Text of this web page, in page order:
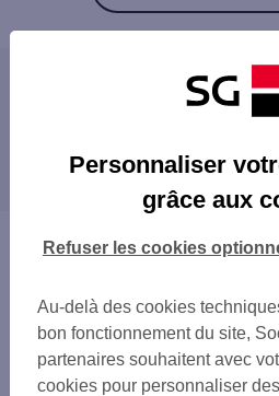
Les distributeurs/
BAYEUX 8 RUE SAINT PATRICE
PORT EN BESSIN HUPPAIN 14
LE MOLAY LITTRY 7 RUE DE
proximité
Vous êtes ici : Accueil
Bayeux
Distributeur/automate
Personnaliser
grâce aux
Au-delà des cookies
bon fonctionnement du site,
partenaires souhaitent avec
cookies pour personnaliser
Refuser les cookies